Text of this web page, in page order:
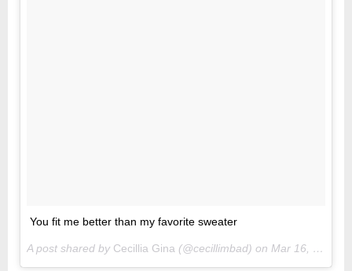
You fit me better than my favorite sweater
A post shared by Cecillia Gina (@cecillimbad) on Mar 16, 2018 at 12:56am PDT